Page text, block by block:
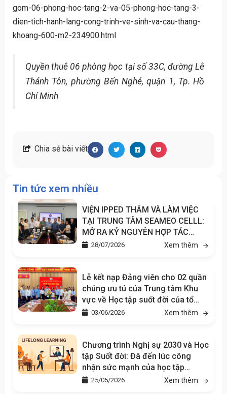
gom-06-phong-hoc-tang-2-va-05-phong-hoc-tang-3-
dien-tich-hanh-lang-cong-trinh-ve-sinh-va-cau-thang-
khoang-600-m2-234900.html
Quyền thuê 06 phòng học tại số 33C, đường Lê
Thánh Tôn, phường Bến Nghé, quận 1, Tp. Hồ
Chí Minh
Chia sẻ bài viết
Tin tức xem nhiều
VIỆN IPPED THĂM VÀ LÀM VIỆC
TẠI TRUNG TÂM SEAMEO CELLL:
MỞ RA KỶ NGUYÊN HỢP TÁC
CHIẾN LƯỢC TRONG GIÁO DỤC VÀ
28/07/2026 Xem thêm
Lễ kết nạp Đảng viên cho 02 quần
chúng ưu tú của Trung tâm Khu
vực về Học tập suốt đời của tổ
chức SEAMEO tại Việt Nam
03/06/2026 Xem thêm
Chương trình Nghị sự 2030 và Học
tập Suốt đời: Đã đến lúc công
nhận sức mạnh của học tập
không chính quy
25/05/2026 Xem thêm